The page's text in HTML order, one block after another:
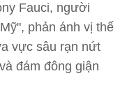
Fauci, người
phản ánh vị thế
vực sâu rạn nứt
đám đông giận